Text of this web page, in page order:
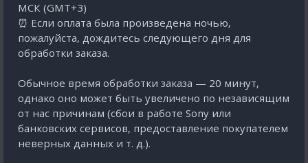
МСК (GMT+3)
⏰ Если оплата была произведена ночью,
пожалуйста, дождитесь следующего дня для
обработки заказа.
Обычное время обработки заказа — 20 минут,
однако оно может быть увеличено по независящим
от нас причинам (сбои в работе Sony или
банковских сервисов, предоставление покупателем
неверных данных и т. д.).